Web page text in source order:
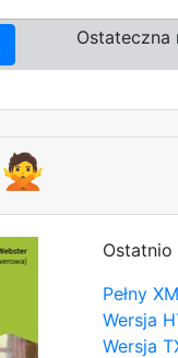
Ostateczna
🙅
Ostatnio
Pełny
Wersja
Wersja